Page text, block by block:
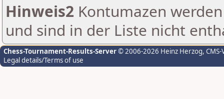
Hinweis2 Kontumazen
und sind in der Liste nicht
Chess-Tournament-Results-Server© 2006-2026 Heinz Herzog,
Legal details/Terms of use